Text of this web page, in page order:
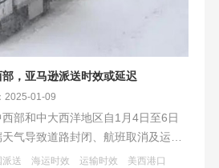
，亚马逊派送时效或延迟
2025-01-09
部和中大西洋地区自1月4日至6日
气导致道路封闭、航班取消及运输
的预约服务造成显著影响，入库、
派送 海运时效 运输时效
美西港口